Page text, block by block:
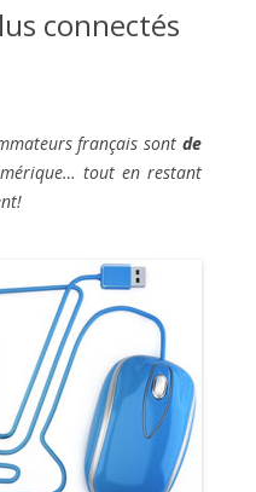
connectés
français sont de
tout en restant